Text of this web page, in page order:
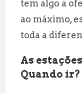
tem algo a
ao máximo,
toda a
As
Quando ir?